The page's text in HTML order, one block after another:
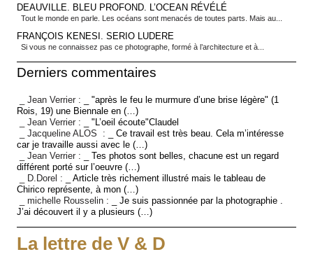
DEAUVILLE. BLEU PROFOND. L’OCEAN RÉVÉLÉ
Tout le monde en parle. Les océans sont menacés de toutes parts. Mais au...
FRANÇOIS KENESI. SERIO LUDERE
Si vous ne connaissez pas ce photographe, formé à l’architecture et à...
Derniers commentaires
_ Jean Verrier :
_ "après le feu le murmure d’une brise légère" (1
Rois, 19) une Biennale en (…)
_ Jean Verrier :
_ "L’oeil écoute"Claudel
_ Jacqueline ALOS :
_ Ce travail est très beau. Cela m’intéresse
car je travaille aussi avec le (…)
_ Jean Verrier :
_ Tes photos sont belles, chacune est un regard
différent porté sur l’oeuvre (…)
_ D.Dorel :
_ Article très richement illustré mais le tableau de
Chirico représente, à mon (…)
_ michelle Rousselin :
_ Je suis passionnée par la photographie .
J’ai découvert il y a plusieurs (…)
La lettre de V & D